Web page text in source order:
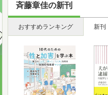
斉藤章佳の新刊
おすすめランキング 新刊